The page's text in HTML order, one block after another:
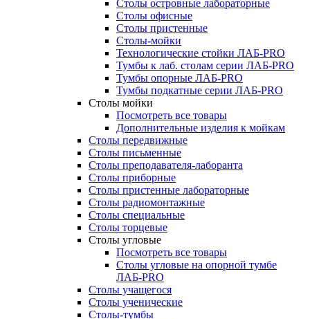
Столы островные лабораторные
Столы офисные
Столы пристенные
Столы-мойки
Технологические стойки ЛАБ-PRO
Тумбы к лаб. столам серии ЛАБ-PRO
Тумбы опорные ЛАБ-PRO
Тумбы подкатные серии ЛАБ-PRO
Столы мойки
Посмотреть все товары
Дополнительные изделия к мойкам
Столы передвижные
Столы письменные
Столы преподавателя-лаборанта
Столы приборные
Столы пристенные лабораторные
Столы радиомонтажные
Столы специальные
Столы торцевые
Столы угловые
Посмотреть все товары
Столы угловые на опорной тумбе
ЛАБ-PRO
Столы учащегося
Столы ученические
Столы-тумбы